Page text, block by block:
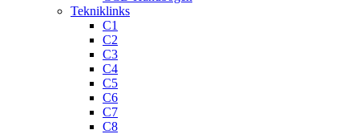
Tekniklinks
C1
C2
C3
C4
C5
C6
C7
C8